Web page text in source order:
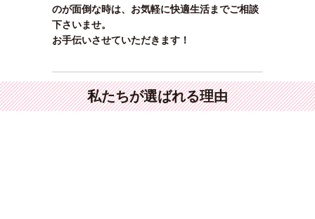
のが面倒な時は、お気軽に快適生活までご相談
下さいませ。
お手伝いさせていただきます！
私たちが選ばれる理由